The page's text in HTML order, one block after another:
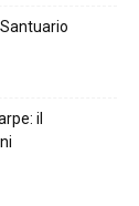
il